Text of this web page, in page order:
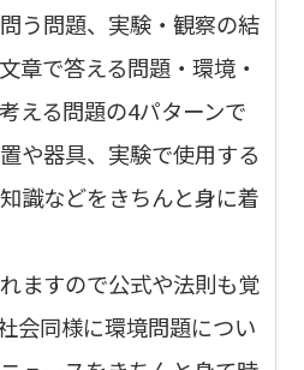
う問題、実験・観察の結
章で答える問題・環境・
える問題の4パターンで
や器具、実験で使用する
識などをきちんと身に着
ますので公式や法則も覚
会同様に環境問題につい